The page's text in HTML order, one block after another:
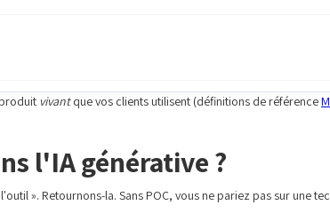
vivantque vos clients utilisent (définitions de référence
l'IA générative ?
». Retournons-la. Sans POC, vous ne pariez pas sur une